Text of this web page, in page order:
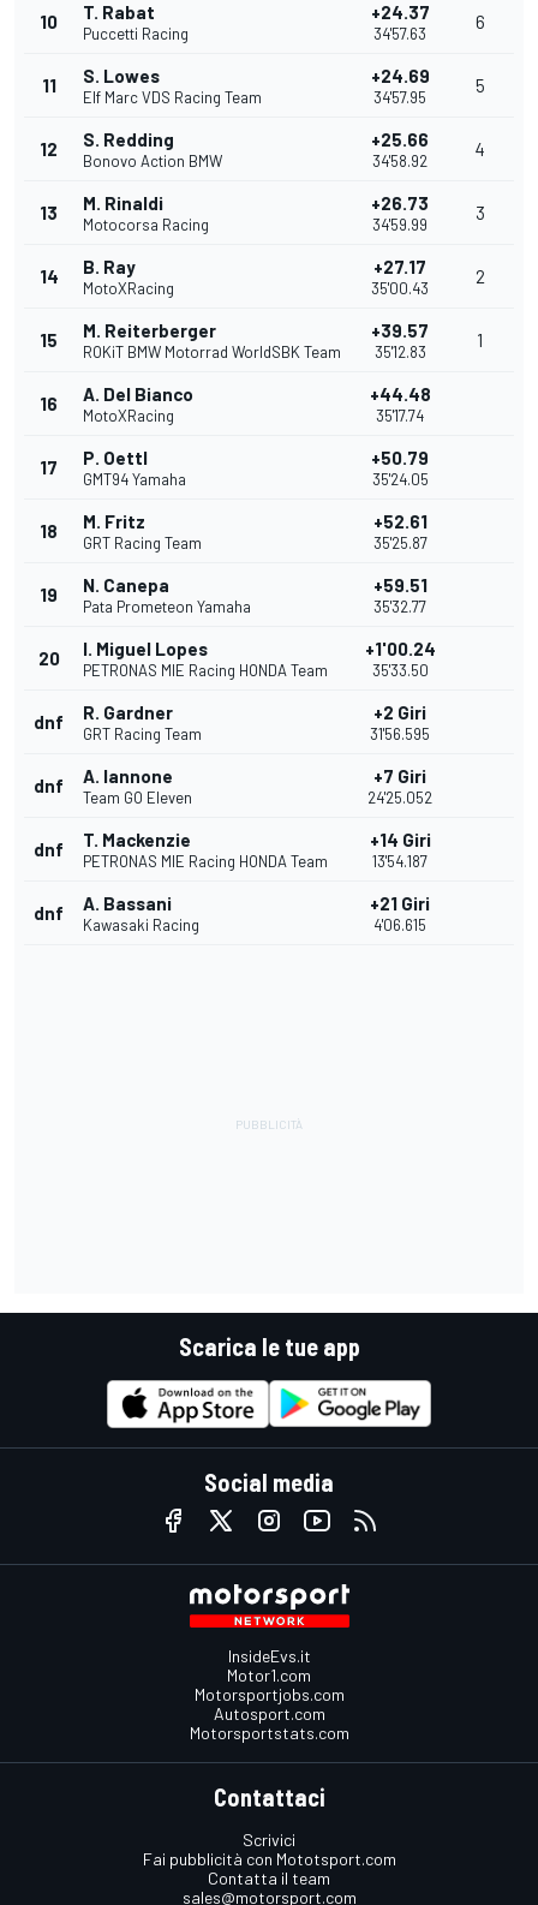
10 T. Rabat
Puccetti Racing
+24.37
34'57.63
6
11 S. Lowes
Elf Marc VDS Racing Team
+24.69
34'57.95
5
12 S. Redding
Bonovo Action BMW
+25.66
34'58.92
4
13 M. Rinaldi
Motocorsa Racing
+26.73
34'59.99
3
14 B. Ray
MotoXRacing
+27.17
35'00.43
2
15 M. Reiterberger
ROKiT BMW Motorrad WorldSBK Team
+39.57
35'12.83
1
16 A. Del Bianco
MotoXRacing
+44.48
35'17.74
17 P. Oettl
GMT94 Yamaha
+50.79
35'24.05
18 M. Fritz
GRT Racing Team
+52.61
35'25.87
19 N. Canepa
Pata Prometeon Yamaha
+59.51
35'32.77
20 I. Miguel Lopes
PETRONAS MIE Racing HONDA Team
+1'00.24
35'33.50
dnf R. Gardner
GRT Racing Team
+2 Giri
31'56.595
dnf A. Iannone
Team GO Eleven
+7 Giri
24'25.052
dnf T. Mackenzie
PETRONAS MIE Racing HONDA Team
+14 Giri
13'54.187
dnf A. Bassani
Kawasaki Racing
+21 Giri
4'06.615
Scarica le tue app
Social media
InsideEvs.it
Motor1.com
Motorsportjobs.com
Autosport.com
Motorsportstats.com
Contattaci
Scrivici
Fai pubblicità con Mototsport.com
Contatta il team
sales@motorsport.com